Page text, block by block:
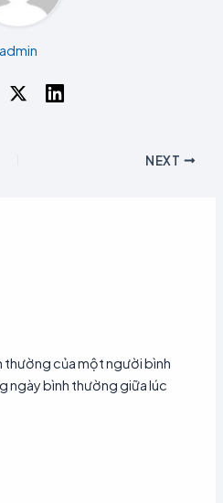
admin
NEXT
thường của một người bình
ngày bình thường giữa lúc